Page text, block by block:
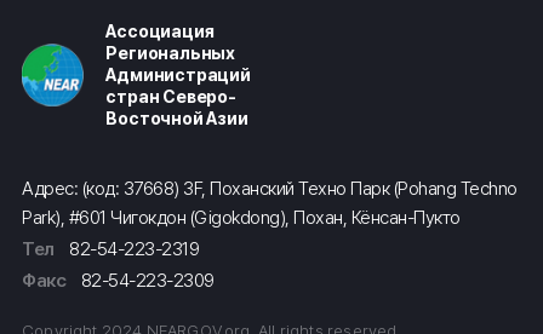
Ассоциация
Региональных
Администраций
стран Северо-
Восточной Азии
Адрес: (код: 37668) 3F, Поханский Техно Парк (Pohang Techno
Park), #601 Чигокдон (Gigokdong), Похан, Кёнсан-Пукто
Тел
82-54-223-2319
Факс
82-54-223-2309
Copyright 2024 NEARGOV.org. All rights reserved.